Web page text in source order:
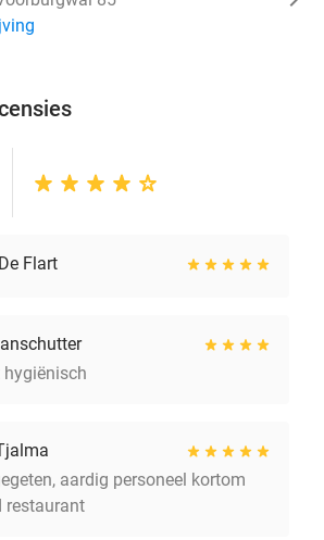
Flart
hygiënisch
aardig personeel kortom
restaurant